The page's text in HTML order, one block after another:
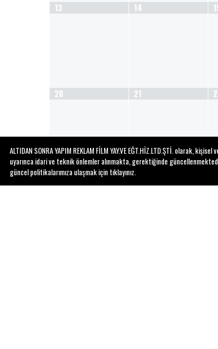
13 14
20 21
ALTIDAN SONRA YAPIM REKLAM FİLM YAY.VE EĞT.HİZ.LTD.ŞTİ. olarak,
uyarınca idari ve teknik önlemler alınmakta, gerektiğinde
güncel politikalarımıza ulaşmak için tıklayınız.